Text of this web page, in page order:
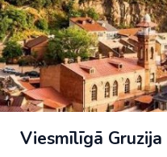
Viesmīlīgā Gruzija